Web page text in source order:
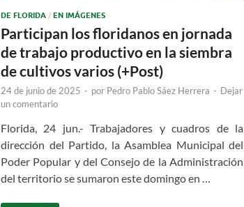
DE FLORIDA / EN IMÁGENES
Participan los floridanos en jornada
de trabajo productivo en la siembra
de cultivos varios (+Post)
24 de junio de 2025 - por Pedro Pablo Sáez Herrera - Dejar
un comentario
Florida, 24 jun.- Trabajadores y cuadros de la
dirección del Partido, la Asamblea Municipal del
Poder Popular y del Consejo de la Administración
del territorio se sumaron este domingo en …